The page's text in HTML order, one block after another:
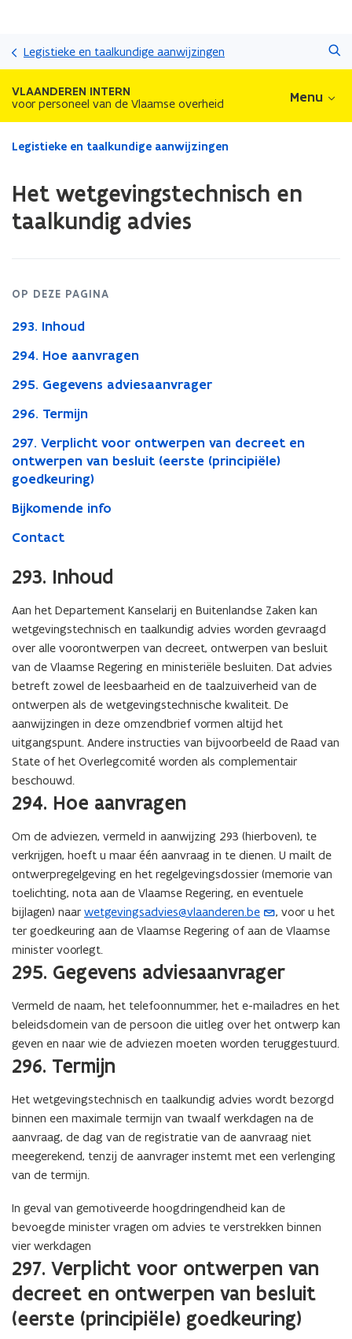
en
naar
inhoud
Legistieke en taalkundige aanwijzingen
VLAANDEREN INTERN
voor personeel van de Vlaamse overheid Menu
Gedaan
bevindt
zich
advies
Legistieke en taalkundige aanwijzingen
Het wetgevingstechnisch en
taalkundig advies
OP DEZE PAGINA
293. Inhoud
294. Hoe aanvragen
295. Gegevens adviesaanvrager
296. Termijn
297. Verplicht voor ontwerpen van decreet en
ontwerpen van besluit (eerste (principiële)
goedkeuring)
Bijkomende info
Contact
293. Inhoud
Aan het Departement Kanselarij en Buitenlandse Zaken kan
wetgevingstechnisch en taalkundig advies worden gevraagd
over alle voorontwerpen van decreet, ontwerpen van besluit
van de Vlaamse Regering en ministeriële besluiten. Dat advies
betreft zowel de leesbaarheid en de taalzuiverheid van de
ontwerpen als de wetgevingstechnische kwaliteit. De
aanwijzingen in deze omzendbrief vormen altijd het
uitgangspunt. Andere instructies van bijvoorbeeld de Raad van
State of het Overlegcomité worden als complementair
beschouwd.
294. Hoe aanvragen
Om de adviezen, vermeld in aanwijzing 293 (hierboven), te
verkrijgen, hoeft u maar één aanvraag in te dienen. U mailt de
ontwerpregelgeving en het regelgevingsdossier (memorie van
toelichting, nota aan de Vlaamse Regering, en eventuele
bijlagen) naar wetgevingsadvies@vlaanderen.be
(
o
p
e
n
t
i
n
u
e
-
m
a
i
a
p
p
l
c
a
, voor u het
ter goedkeuring aan de Vlaamse Regering of aan de Vlaamse
minister voorlegt.
295. Gegevens adviesaanvrager
Vermeld de naam, het telefoonnummer, het e-mailadres en het
beleidsdomein van de persoon die uitleg over het ontwerp kan
geven en naar wie de adviezen moeten worden teruggestuurd.
296. Termijn
Het wetgevingstechnisch en taalkundig advies wordt bezorgd
binnen een maximale termijn van twaalf werkdagen na de
aanvraag, de dag van de registratie van de aanvraag niet
meegerekend, tenzij de aanvrager instemt met een verlenging
van de termijn.
In geval van gemotiveerde hoogdringendheid kan de
bevoegde minister vragen om advies te verstrekken binnen
vier werkdagen
297. Verplicht voor ontwerpen van
decreet en ontwerpen van besluit
(eerste (principiële) goedkeuring)